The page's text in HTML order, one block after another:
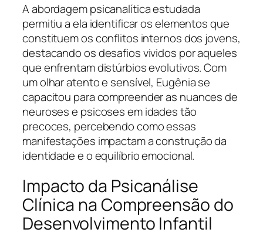
A abordagem psicanalítica estudada
permitiu a ela identificar os elementos que
constituem os conflitos internos dos jovens,
destacando os desafios vividos por aqueles
que enfrentam distúrbios evolutivos. Com
um olhar atento e sensível, Eugênia se
capacitou para compreender as nuances de
neuroses e psicoses em idades tão
precoces, percebendo como essas
manifestações impactam a construção da
identidade e o equilíbrio emocional.
Impacto da Psicanálise
Clínica na Compreensão do
Desenvolvimento Infantil